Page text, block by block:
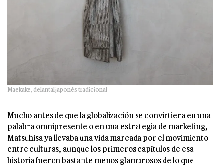
Maekake, delantal japonés tradicional
Mucho antes de que la globalización se convirtiera en una
palabra omnipresente o en una estrategia de marketing,
Matsuhisa ya llevaba una vida marcada por el movimiento
entre culturas, aunque los primeros capítulos de esa
historia fueron bastante menos glamurosos de lo que